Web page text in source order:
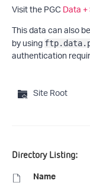
Visit the PGCData
This data can also
by using
authentication
Site Root
Directory Listing:
Name